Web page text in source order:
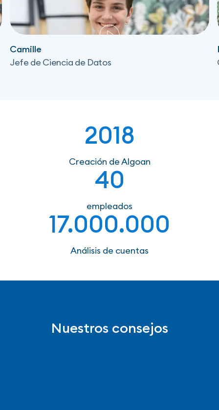
Camille
Jefe de Ciencia de Datos
2018
Creación de Algoan
40
empleados
17.000.000
Análisis de cuentas
Nuestros consejos